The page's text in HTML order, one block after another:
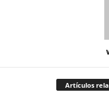
Artículos